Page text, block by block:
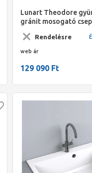
Lunart Theodore
gránit mosogató
Rendelésre
web ár
129 090 Ft